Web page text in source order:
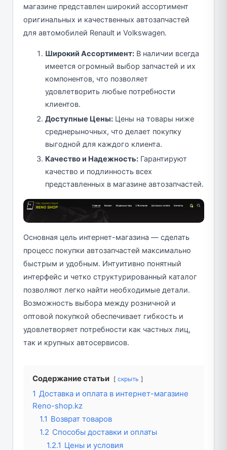
магазине представлен широкий ассортимент
оригинальных и качественных автозапчастей
для автомобилей Renault и Volkswagen.
Широкий Ассортимент: В наличии всегда
имеется огромный выбор запчастей и их
компонентов, что позволяет
удовлетворить любые потребности
клиентов.
Доступные Цены: Цены на товары ниже
среднерыночных, что делает покупку
выгодной для каждого клиента.
Качество и Надежность: Гарантируют
качество и подлинность всех
представленных в магазине автозапчастей.
Основная цель интернет-магазина — сделать
процесс покупки автозапчастей максимально
быстрым и удобным. Интуитивно понятный
интерфейс и четко структурированный каталог
позволяют легко найти необходимые детали.
Возможность выбора между розничной и
оптовой покупкой обеспечивает гибкость и
удовлетворяет потребности как частных лиц,
так и крупных автосервисов.
Содержание статьи скрыть
1 Доставка и оплата в интернет-магазине
Reno-shop.kz
1.1 Возврат товаров
1.2 Способы доставки и оплаты
1.2.1 Цены и условия